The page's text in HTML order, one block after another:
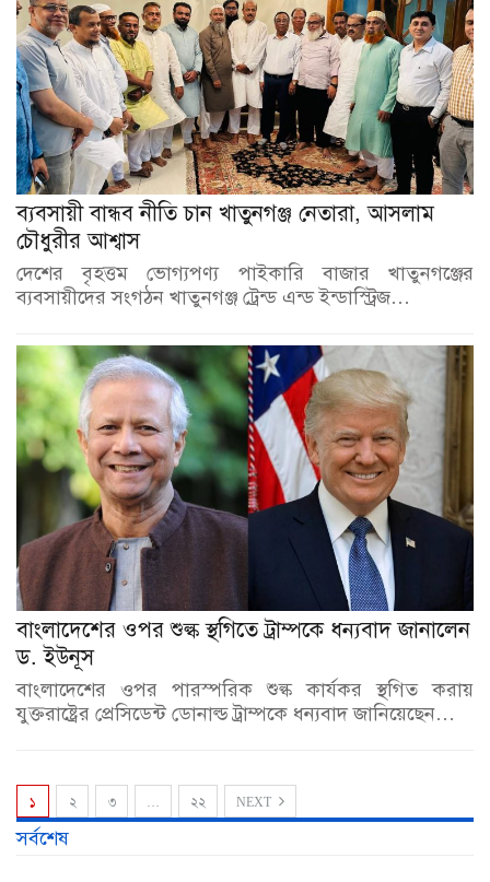
ব্যবসায়ী বান্ধব নীতি চান খাতুনগঞ্জ নেতারা, আসলাম
চৌধুরীর আশ্বাস
দেশের বৃহত্তম ভোগ্যপণ্য পাইকারি বাজার খাতুনগঞ্জের
ব্যবসায়ীদের সংগঠন খাতুনগঞ্জ ট্রেন্ড এন্ড ইন্ডাস্ট্রিজ…
বাংলাদেশের ওপর শুল্ক স্থগিতে ট্রাম্পকে ধন্যবাদ জানালেন
ড. ইউনূস
বাংলাদেশের ওপর পারস্পরিক শুল্ক কার্যকর স্থগিত করায়
যুক্তরাষ্ট্রের প্রেসিডেন্ট ডোনাল্ড ট্রাম্পকে ধন্যবাদ জানিয়েছেন…
১ ২ ৩ ২২ NEXT
সর্বশেষ